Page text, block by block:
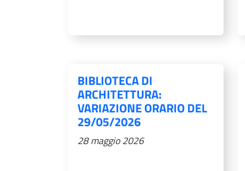
BIBLIOTECA DI
ARCHITETTURA:
VARIAZIONE ORARIO DEL
29/05/2026
28 maggio 2026